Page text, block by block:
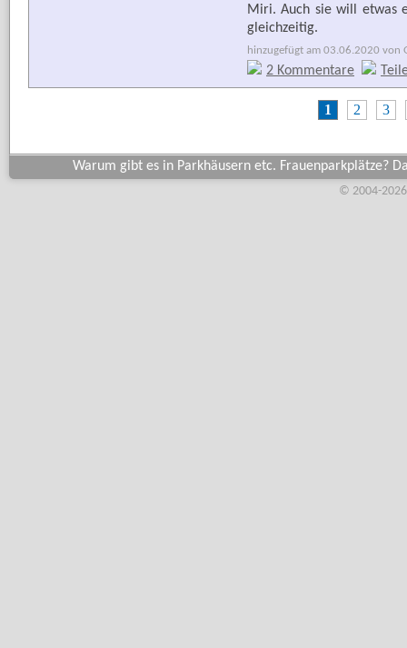
Miri. Auch sie will etwas
gleichzeitig.
hinzugefügt am 03.06.2020 von
2 Kommentare
1 2 3
Warum gibt es in Parkhäusern etc. Frauenparkplätze?
© 2004-